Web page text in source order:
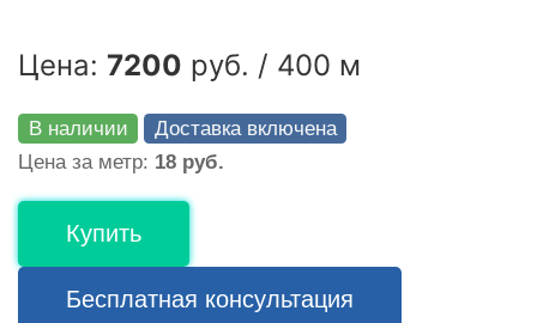
Цена: 7200 руб. / 400 м
В наличии
Доставка включена
Цена за метр: 18 руб.
Купить
Бесплатная консультация